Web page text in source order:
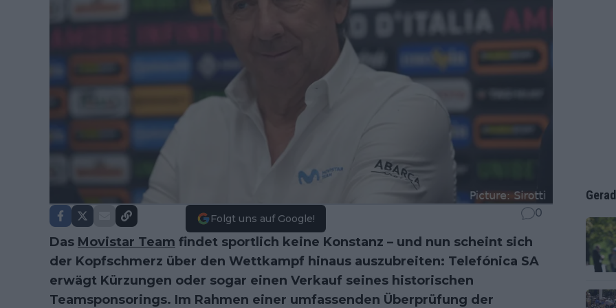
Folgt uns auf Google! 0
Das Movistar Team findet sportlich keine Konstanz – und nun scheint sich
der Kopfschmerz über den Wettkampf hinaus auszubreiten: Telefónica SA
erwägt Kürzungen oder sogar einen Verkauf seines historischen
Teamsponsorings. Im Rahmen einer umfassenden Überprüfung der